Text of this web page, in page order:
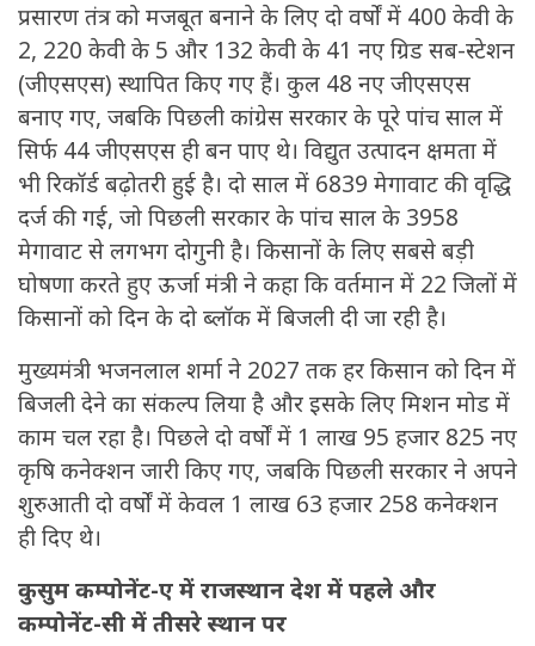
प्रसारण तंत्र को मजबूत बनाने के लिए दो वर्षों में 400 केवी के
2, 220 केवी के 5 और 132 केवी के 41 नए ग्रिड सब-स्टेशन
(जीएसएस) स्थापित किए गए हैं। कुल 48 नए जीएसएस
बनाए गए, जबकि पिछली कांग्रेस सरकार के पूरे पांच साल में
सिर्फ 44 जीएसएस ही बन पाए थे। विद्युत उत्पादन क्षमता में
भी रिकॉर्ड बढ़ोतरी हुई है। दो साल में 6839 मेगावाट की वृद्धि
दर्ज की गई, जो पिछली सरकार के पांच साल के 3958
मेगावाट से लगभग दोगुनी है। किसानों के लिए सबसे बड़ी
घोषणा करते हुए ऊर्जा मंत्री ने कहा कि वर्तमान में 22 जिलों में
किसानों को दिन के दो ब्लॉक में बिजली दी जा रही है।
मुख्यमंत्री भजनलाल शर्मा ने 2027 तक हर किसान को दिन में
बिजली देने का संकल्प लिया है और इसके लिए मिशन मोड में
काम चल रहा है। पिछले दो वर्षों में 1 लाख 95 हजार 825 नए
कृषि कनेक्शन जारी किए गए, जबकि पिछली सरकार ने अपने
शुरुआती दो वर्षों में केवल 1 लाख 63 हजार 258 कनेक्शन
ही दिए थे।
कुसुम कम्पोनेंट-ए में राजस्थान देश में पहले और
कम्पोनेंट-सी में तीसरे स्थान पर